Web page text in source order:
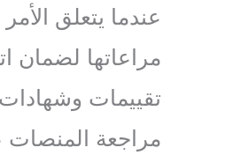
عندما يتعلق
مراعاتها لضمان
تقييمات وشهادات
مراجعة المنصات